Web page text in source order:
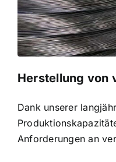
Herstellung von
Dank unserer
Anforderungen an